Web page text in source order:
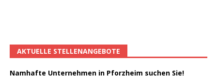
AKTUELLE STELLENANGEBOTE
Namhafte Unternehmen in Pforzheim suchen Sie!